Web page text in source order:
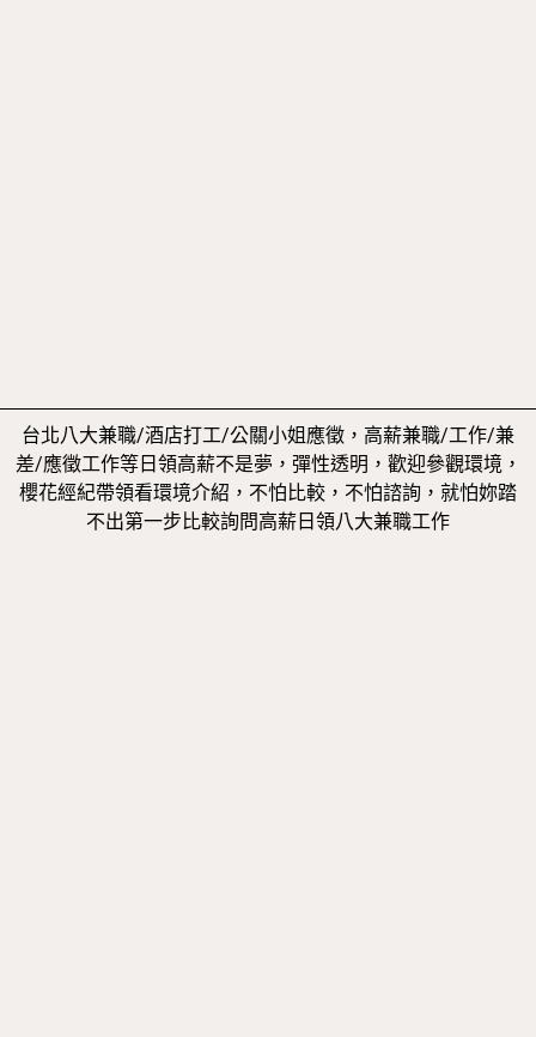
台北八大兼職/酒店打工/公關小姐應徵，高薪兼職/工作/兼
差/應徵工作等日領高薪不是夢，彈性透明，歡迎參觀環境，
櫻花經紀帶領看環境介紹，不怕比較，不怕諮詢，就怕妳踏
不出第一步比較詢問高薪日領八大兼職工作